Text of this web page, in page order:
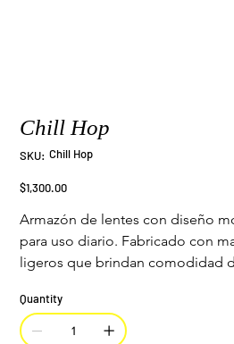
Chill Hop
SKU: SKU
Chill
Chill Hop
Price
$1,300.00
Armazón de lentes con diseño
para uso diario. Fabricado con
ligeros que brindan comodidad
Quantity